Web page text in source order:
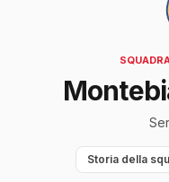
Storia della